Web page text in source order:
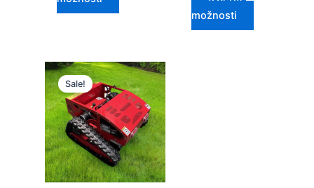
možnosti
Sale!
Cenovni
razpon:
od
$2,700.00
do
$3,200.00
Ta
izdelek
ima
več
različic.
Možnosti
lahko